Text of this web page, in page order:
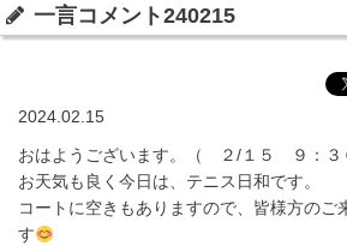
一言コメント240215
2024.02.15
おはようございます。（ ２/１５ ９：３
お天気も良く今日は、テニス日和です。
コートに空きもありますので、皆様方のご
す